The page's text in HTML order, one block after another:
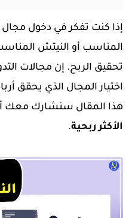
إذا كنت تفكر في دخول مجال
المناسب أو النيتش
تحقيق الربح. إن مجالات
اختيار المجال الذي يحقق
هذا المقال سنشارك معك
الأكثر ربحية.